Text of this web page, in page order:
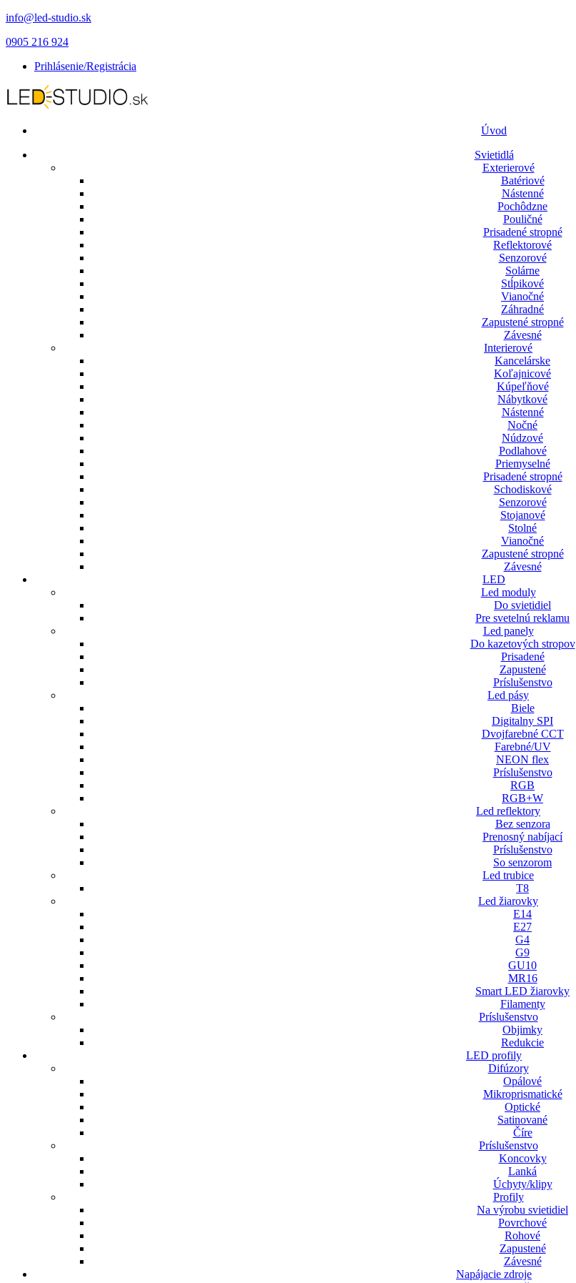
info@led-studio.sk
0905 216 924
Prihlásenie/Registrácia
Úvod
Svietidlá
Exterierové
Batériové
Nástenné
Pochôdzne
Pouličné
Prisadené stropné
Reflektorové
Senzorové
Solárne
Stĺpikové
Vianočné
Záhradné
Zapustené stropné
Závesné
Interierové
Kancelárske
Koľajnicové
Kúpeľňové
Nábytkové
Nástenné
Nočné
Núdzové
Podlahové
Priemyselné
Prisadené stropné
Schodiskové
Senzorové
Stojanové
Stolné
Vianočné
Zapustené stropné
Závesné
LED
Led moduly
Do svietidiel
Pre svetelnú reklamu
Led panely
Do kazetových stropov
Prisadené
Zapustené
Príslušenstvo
Led pásy
Biele
Digitalny SPI
Dvojfarebné CCT
Farebné/UV
NEON flex
Príslušenstvo
RGB
RGB+W
Led reflektory
Bez senzora
Prenosný nabíjací
Príslušenstvo
So senzorom
Led trubice
T8
Led žiarovky
E14
E27
G4
G9
GU10
MR16
Smart LED žiarovky
Filamenty
Príslušenstvo
Objimky
Redukcie
LED profily
Difúzory
Opálové
Mikroprismatické
Optické
Satinované
Číre
Príslušenstvo
Koncovky
Lanká
Úchyty/klipy
Profily
Na výrobu svietidiel
Povrchové
Rohové
Zapustené
Závesné
Napájacie zdroje